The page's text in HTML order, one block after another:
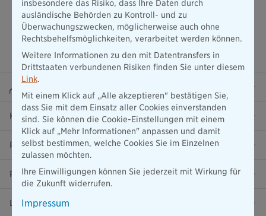
Karriere
Presse
Ratgeber
Lob & Kritik
insbesondere das Risiko, dass Ihre Daten durch
ausländische Behörden zu Kontroll- und zu
Überwachungszwecken, möglicherweise auch ohne
Rechtsbehelfsmöglichkeiten, verarbeitet werden können.
Weitere Informationen zu den mit Datentransfers in
Drittstaaten verbundenen Risiken finden Sie unter diesem
Link.
Mit einem Klick auf „Alle akzeptieren" bestätigen Sie,
dass Sie mit dem Einsatz aller Cookies einverstanden
sind. Sie können die Cookie-Einstellungen mit einem
Klick auf „Mehr Informationen" anpassen und damit
selbst bestimmen, welche Cookies Sie im Einzelnen
zulassen möchten.
Ihre Einwilligungen können Sie jederzeit mit Wirkung für
die Zukunft widerrufen.
Impressum